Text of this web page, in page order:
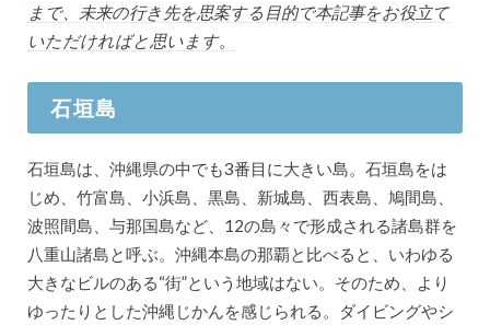
まで、未来の行き先を思案する目的で本記事をお役立て
いただければと思います。
石垣島
石垣島は、沖縄県の中でも3番目に大きい島。石垣島をは
じめ、竹富島、小浜島、黒島、新城島、西表島、鳩間島、
波照間島、与那国島など、12の島々で形成される諸島群を
八重山諸島と呼ぶ。沖縄本島の那覇と比べると、いわゆる
大きなビルのある“街”という地域はない。そのため、より
ゆったりとした沖縄じかんを感じられる。ダイビングやシ